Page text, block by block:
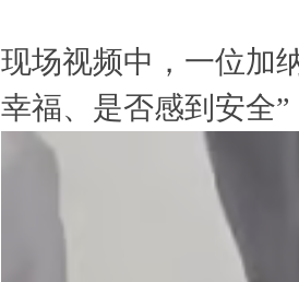
现场视频中，一位加
幸福、是否感到安全